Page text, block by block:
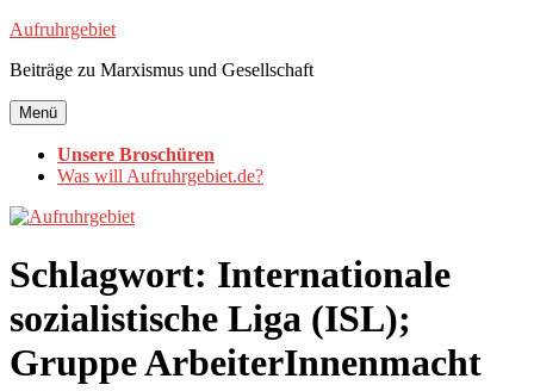
Zum
springen
Aufruhrgebiet
Beiträge zu Marxismus und Gesellschaft
Menü
Unsere Broschüren
Was will Aufruhrgebiet.de?
Schlagwort: Internationale
sozialistische Liga (ISL);
Gruppe ArbeiterInnenmacht